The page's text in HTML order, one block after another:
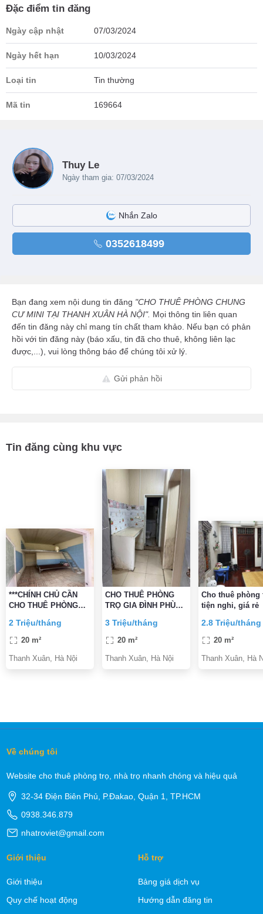
Đặc điểm tin đăng
Ngày cập nhật 07/03/2024
Ngày hết hạn 10/03/2024
Loại tin Tin thường
Mã tin 169664
Thuy Le
Ngày tham gia: 07/03/2024
Nhắn Zalo
0352618499
Bạn đang xem nội dung tin đăng "CHO THUÊ PHÒNG CHUNG
CƯ MINI TẠI THANH XUÂN HÀ NỘI". Mọi thông tin liên quan
đến tin đăng này chỉ mang tín chất tham khảo. Nếu bạn có phản
hồi với tin đăng này (báo xấu, tin đã cho thuê, không liên lạc
được,...), vui lòng thông báo để chúng tôi xử lý.
Gửi phản hồi
Tin đăng cùng khu vực
***CHÍNH CHỦ CẦN
CHO THUÊ PHÒNG
KHƯƠNG ĐÌNH,
THANH XUÂN
2 Triệu/tháng
20 m²
Thanh Xuân, Hà Nội
CHO THUÊ PHÒNG
TRỌ GIA ĐÌNH PHÙ
SINH VIÊN
3 Triệu/tháng
20 m²
Thanh Xuân, Hà Nội
Cho thuê phòng
tiện nghi, giá rẻ
2.8 Triệu/tháng
20 m²
Thanh Xuân, Hà
Về chúng tôi
Website cho thuê phòng trọ, nhà trọ nhanh chóng và hiệu quả
32-34 Điện Biên Phủ, P.Đakao, Quận 1, TP.HCM
0938.346.879
nhatroviet@gmail.com
Giới thiệu
Giới thiệu
Quy chế hoạt động
Hỗ trợ
Bảng giá dịch vụ
Hướng dẫn đăng tin